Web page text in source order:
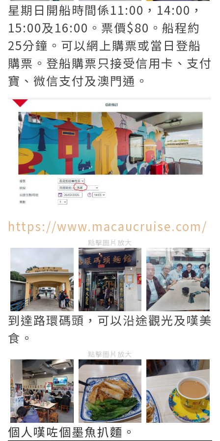
星期日開船時間係11:00，14:00，
15:00及16:00。票價$80。船程約
25分鐘。可以網上購票或當日登船
購票。登船購票只接受信用卡、支付
寶、微信支付及澳門通。
https://www.macaucruise.com/
點擊圖片放大
到達路環碼頭，可以沿途觀光及嘆美
食。
點擊圖片放大
個人嘆咗個墨魚扒麵。